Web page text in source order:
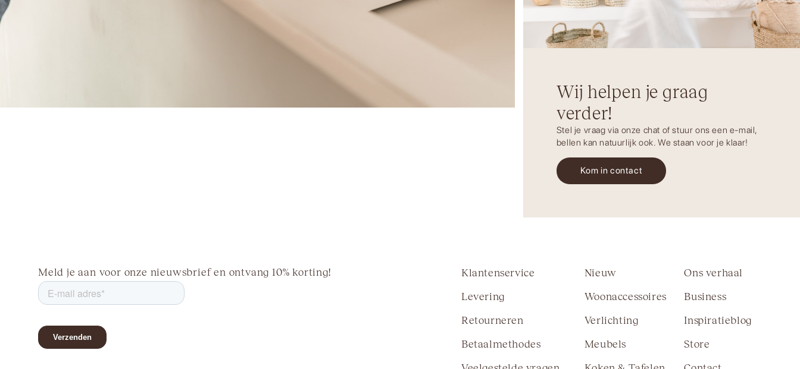
Wij helpen je graag
verder!
Stel je vraag via onze chat of stuur ons een e-mail,
bellen kan natuurlijk ook. We staan voor je klaar!
Kom in contact
Meld je aan voor onze nieuwsbrief en ontvang 10% korting!
Klantenservice
Levering
Retourneren
Betaalmethodes
Nieuw
Woonaccessoires
Verlichting
Meubels
Ons verhaal
Business
Inspiratieblog
Store